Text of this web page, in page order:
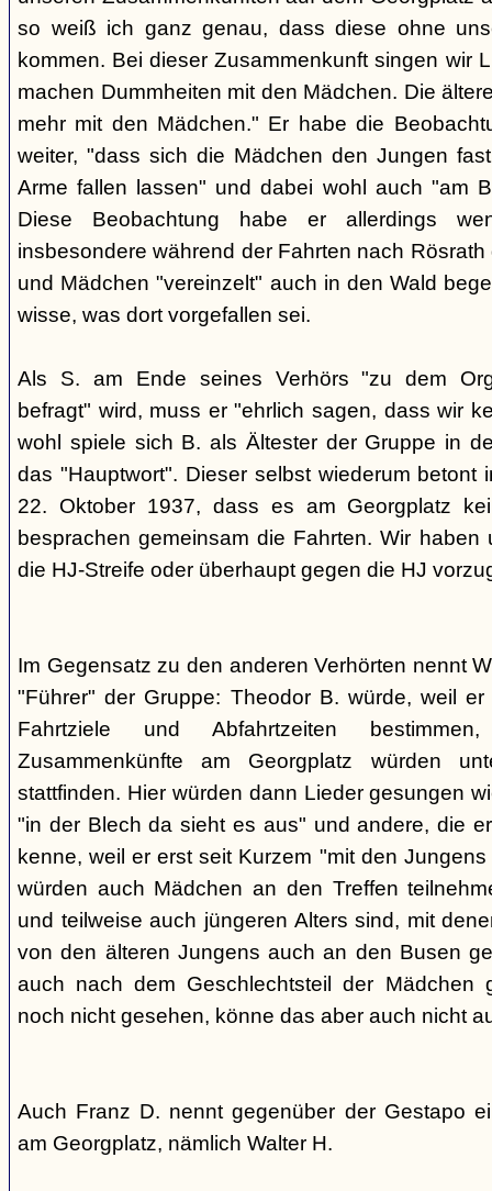
so weiß ich ganz genau, dass diese ohne
kommen. Bei dieser Zusammenkunft singen wir
machen Dummheiten mit den Mädchen. Die
mehr mit den Mädchen." Er habe die
weiter, "dass sich die Mädchen den Jungen
Arme fallen lassen" und dabei wohl auch "am
Diese Beobachtung habe er allerdings
insbesondere während der Fahrten nach
und Mädchen "vereinzelt" auch in den Wald
wisse, was dort vorgefallen sei.
Als S. am Ende seines Verhörs "zu dem
befragt" wird, muss er "ehrlich sagen, dass wir
wohl spiele sich B. als Ältester der Gruppe in
das "Hauptwort". Dieser selbst wiederum betont
22. Oktober 1937, dass es am Georgplatz
besprachen gemeinsam die Fahrten. Wir
die HJ-Streife oder überhaupt gegen die HJ
Im Gegensatz zu den anderen Verhörten nennt
"Führer" der Gruppe: Theodor B. würde, weil
Fahrtziele und Abfahrtzeiten
Zusammenkünfte am Georgplatz würden
stattfinden. Hier würden dann Lieder gesungen
"in der Blech da sieht es aus" und andere, die
kenne, weil er erst seit Kurzem "mit den
würden auch Mädchen an den Treffen
und teilweise auch jüngeren Alters sind, mit
von den älteren Jungens auch an den Busen
auch nach dem Geschlechtsteil der Mädchen
noch nicht gesehen, könne das aber auch nicht
Auch Franz D. nennt gegenüber der Gestapo
am Georgplatz, nämlich Walter H.